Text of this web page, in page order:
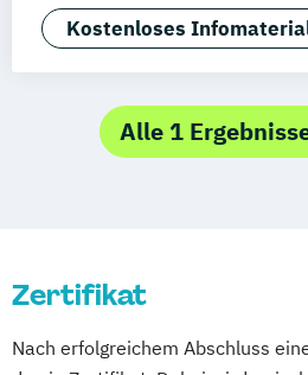
Anwendungsspezialist*in
and Business Modelling
Management
Betriebspsychologie
Betriebswirtschaftslehre
Business correspondence
Kostenloses
Alle 1
Zertifikat
Nach erfolgreichem Abschluss